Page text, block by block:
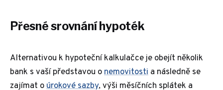
Přesné srovnání hypoték
Alternativou k hypoteční kalkulačce je obejít několik
bank s vaší představou onemovitosti a následně se
zajímat oúrokové sazby, výši měsíčních splátek a